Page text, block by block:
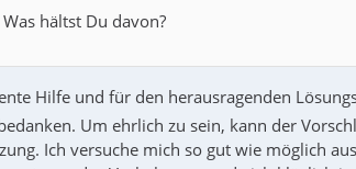
hältst Du davon?
Hilfe und für den herausragenden
Um ehrlich zu sein, kann der
Ich versuche mich so gut wie möglich